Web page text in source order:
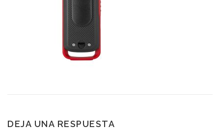
DEJA UNA RESPUESTA